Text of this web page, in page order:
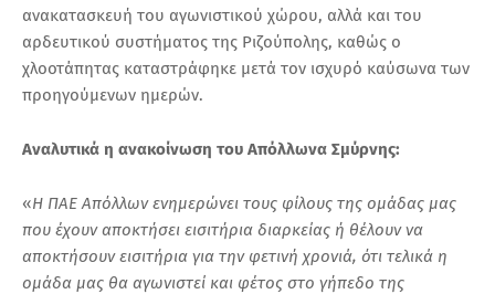
ανακατασκευή του αγωνιστικού χώρου, αλλά και του
αρδευτικού συστήματος της Ριζούπολης, καθώς ο
χλοοτάπητας καταστράφηκε μετά τον ισχυρό καύσωνα των
προηγούμενων ημερών.
Αναλυτικά η ανακοίνωση του Απόλλωνα Σμύρνης:
«Η ΠΑΕ Απόλλων ενημερώνει τους φίλους της ομάδας μας
που έχουν αποκτήσει εισιτήρια διαρκείας ή θέλουν να
αποκτήσουν εισιτήρια για την φετινή χρονιά, ότι τελικά η
ομάδα μας θα αγωνιστεί και φέτος στο γήπεδο της